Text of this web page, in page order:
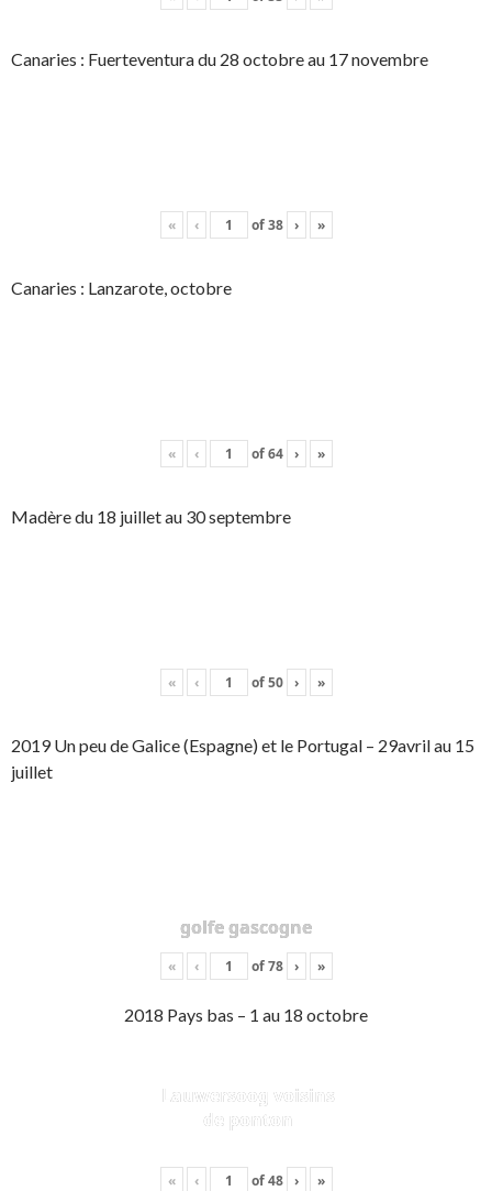
Canaries : Fuerteventura du 28 octobre au 17 novembre
« ‹ of38 › »
Canaries : Lanzarote, octobre
« ‹ of64 › »
Madère du 18 juillet au 30 septembre
« ‹ of50 › »
2019 Un peu de Galice (Espagne) et le Portugal – 29avril au 15
juillet
golfe gascogne
« ‹ of78 › »
2018 Pays bas – 1 au 18 octobre
Lauwersoog voisins
de ponton
« ‹ of48 › »